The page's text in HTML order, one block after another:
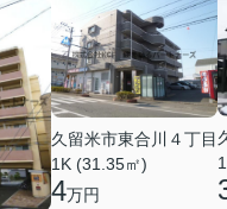
久留米市東合川４丁目
1K (31.35㎡)
4万円